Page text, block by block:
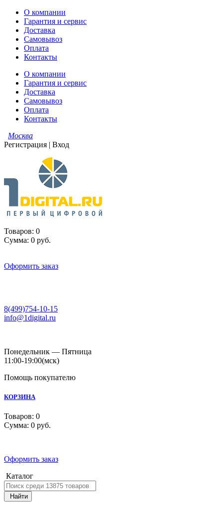
О компании
Гарантия и сервис
Доставка
Самовывоз
Оплата
Контакты
О компании
Гарантия и сервис
Доставка
Самовывоз
Оплата
Контакты
Москва
Регистрация | Вход
Товаров: 0
Сумма: 0 руб.
Оформить заказ
8(499)754-10-15
info@1digital.ru
Понедельник — Пятница
11:00-19:00(мск)
Помощь покупателю
КОРЗИНА
Товаров: 0
Сумма: 0 руб.
Оформить заказ
Каталог
Найти